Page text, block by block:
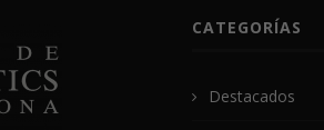
CATEGORÍAS
Destacados